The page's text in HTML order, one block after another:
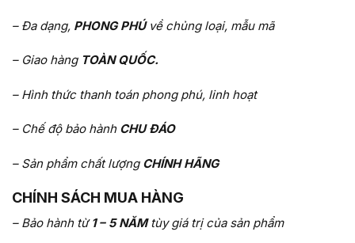
– Đa dạng, PHONG PHÚvề chủng loại, mẫu mã
– Giao hàng TOÀN QUỐC.
– Hình thức thanh toán phong phú, linh hoạt
– Chế độ bảo hành CHU ĐÁO
– Sản phẩm chất lượng CHÍNH HÃNG
CHÍNH SÁCH MUA HÀNG
– Bảo hành từ1 – 5 NĂMtùy giá trị của sản phẩm